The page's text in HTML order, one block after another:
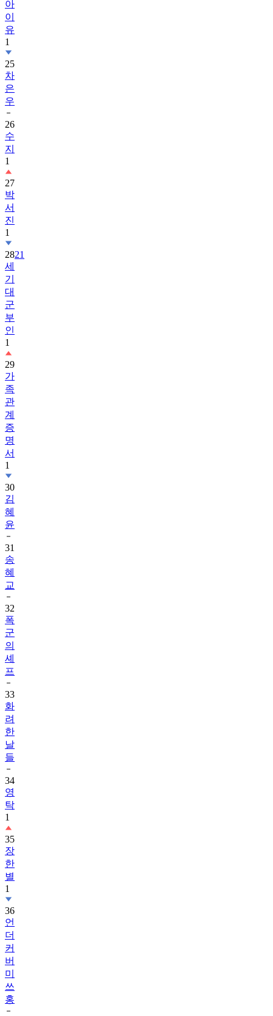
아
이
유
1
25
차
은
우
26
수
지
1
27
박
서
진
1
2821
세
기
대
군
부
인
1
29
가
족
관
계
증
명
서
1
30
김
혜
윤
31
송
혜
교
32
폭
군
의
셰
프
33
화
려
한
날
들
34
영
탁
1
35
장
한
별
1
36
언
더
커
버
미
쓰
홍